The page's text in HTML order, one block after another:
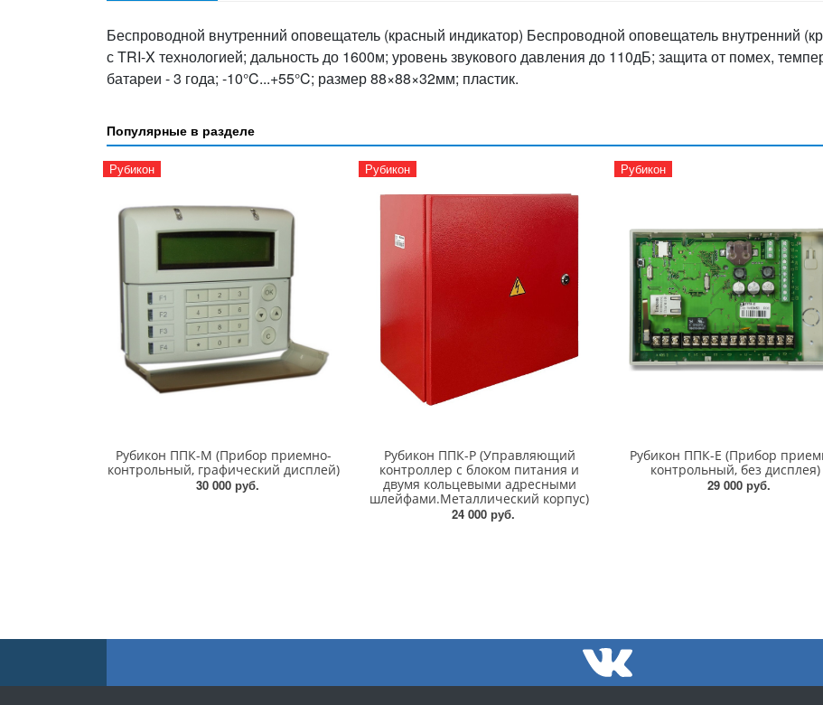
Беспроводной внутренний оповещатель (красный индикатор) Беспроводной оповещатель внутренний
с TRI-X технологией; дальность до 1600м; уровень звукового давления до 110дБ; защита от помех,
батареи - 3 года; -10°C...+55°C; размер 88×88×32мм; пластик.
Популярные в разделе
Рубикон
Рубикон ППК-М (Прибор приемно-
контрольный, графический дисплей)
30 000 руб.
Рубикон
Рубикон ППК-Р (Управляющий
контроллер с блоком питания и
двумя кольцевыми адресными
шлейфами.Металлический корпус)
24 000 руб.
Рубикон
Рубикон ППК-Е (Прибор
контрольный, без дисплея)
29 000 руб.